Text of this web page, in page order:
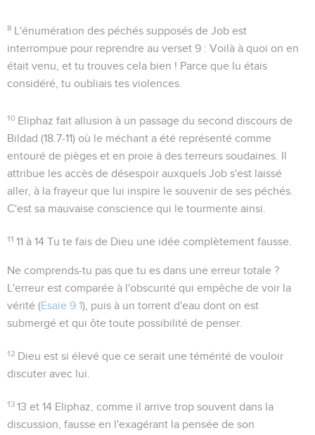
8 L'énumération des péchés supposés de Job est
interrompue pour reprendre au verset 9 : Voilà à quoi on en
était venu, et tu trouves cela bien ! Parce que lu étais
considéré, tu oubliais tes violences.
10 Eliphaz fait allusion à un passage du second discours de
Bildad (18.7-11) où le méchant a été représenté comme
entouré de pièges et en proie à des terreurs soudaines. Il
attribue les accès de désespoir auxquels Job s'est laissé
aller, à la frayeur que lui inspire le souvenir de ses péchés.
C'est sa mauvaise conscience qui le tourmente ainsi.
11 11 à 14 Tu te fais de Dieu une idée complètement fausse.
Ne comprends-tu pas que tu es dans une erreur totale ?
L'erreur est comparée à l'obscurité qui empêche de voir la
vérité (Esaïe 9.1), puis à un torrent d'eau dont on est
submergé et qui ôte toute possibilité de penser.
12 Dieu est si élevé que ce serait une témérité de vouloir
discuter avec lui.
13 13 et 14 Eliphaz, comme il arrive trop souvent dans la
discussion, fausse en l'exagérant la pensée de son